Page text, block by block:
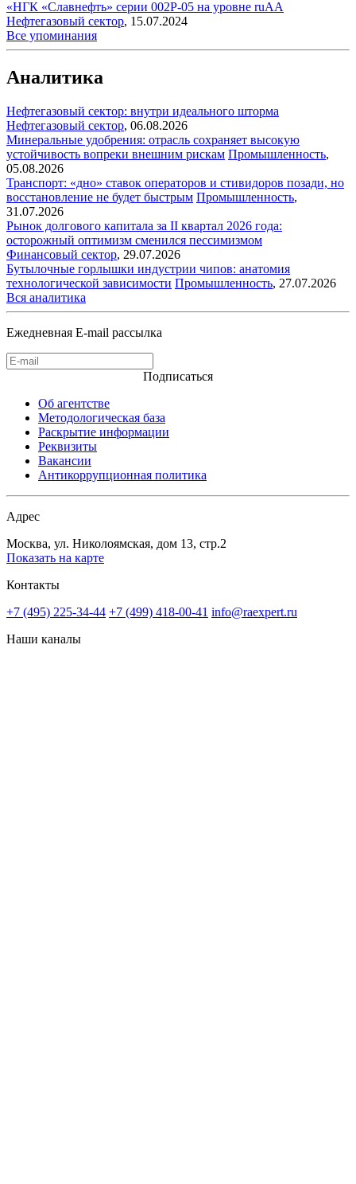
«НГК «Славнефть» серии 002P-05 на уровне ruAA
Нефтегазовый сектор, 15.07.2024
Все упоминания
Аналитика
Нефтегазовый сектор: внутри идеального шторма
Нефтегазовый сектор, 06.08.2026
Минеральные удобрения: отрасль сохраняет высокую
устойчивость вопреки внешним рискам Промышленность,
05.08.2026
Транспорт: «дно» ставок операторов и стивидоров позади, но
восстановление не будет быстрым Промышленность,
31.07.2026
Рынок долгового капитала за II квартал 2026 года:
осторожный оптимизм сменился пессимизмом
Финансовый сектор, 29.07.2026
Бутылочные горлышки индустрии чипов: анатомия
технологической зависимости Промышленность, 27.07.2026
Вся аналитика
Ежедневная E-mail рассылка
Подписаться
Об агентстве
Методологическая база
Раскрытие информации
Реквизиты
Вакансии
Антикоррупционная политика
Адрес
Москва, ул. Николоямская, дом 13, стр.2
Показать на карте
Контакты
+7 (495) 225-34-44 +7 (499) 418-00-41 info@raexpert.ru
Наши каналы